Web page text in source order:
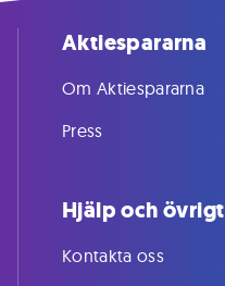
Aktiespararna
Om Aktiespararna
Press
Hjälp och övrigt
Kontakta oss